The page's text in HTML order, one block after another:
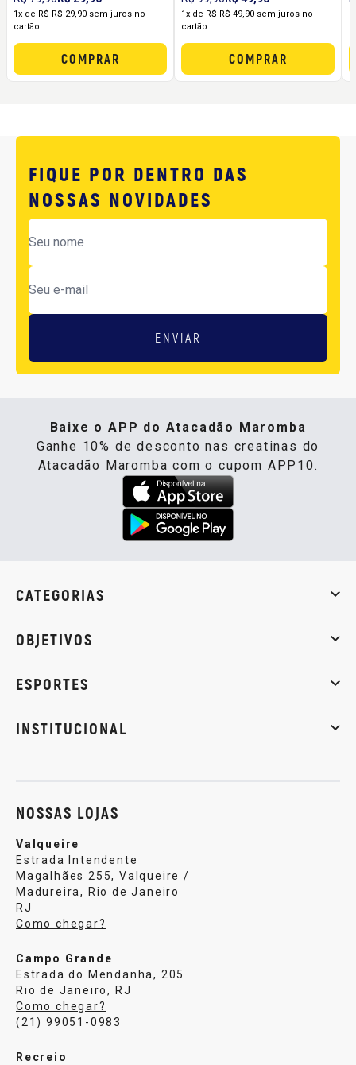
1x de R$ R$ 29,90 sem juros no
cartão
COMPRAR
sem Formigamento
1x de R$ R$ 49,90 sem juros no
cartão
COMPRAR
FIQUE POR DENTRO DAS
NOSSAS NOVIDADES
ENVIAR
Baixe o APP do Atacadão Maromba
Ganhe 10% de desconto nas creatinas do
Atacadão Maromba com o cupom APP10.
CATEGORIAS
OBJETIVOS
ESPORTES
INSTITUCIONAL
NOSSAS LOJAS
Valqueire
Estrada Intendente
Magalhães 255, Valqueire /
Madureira, Rio de Janeiro
RJ
Como chegar?
Campo Grande
Estrada do Mendanha, 205
Rio de Janeiro, RJ
Como chegar?
(21) 99051-0983
Recreio